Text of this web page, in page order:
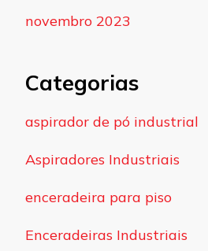
novembro 2023
Categorias
aspirador de pó industrial
Aspiradores Industriais
enceradeira para piso
Enceradeiras Industriais